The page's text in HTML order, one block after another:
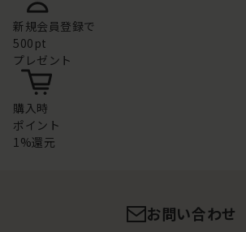
新規会員登録で
500pt
プレゼント
購入時
ポイント
1%還元
お問い合わせ